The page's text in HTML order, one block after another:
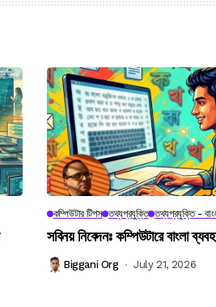
কম্পিউটার টিপস তথ্যপ্রযুক্তি তথ্যপ্রযুক্তি -
সবিনয় নিবেদনঃ কম্পিউটারে বাংলা
Biggani Org July 21, 2026